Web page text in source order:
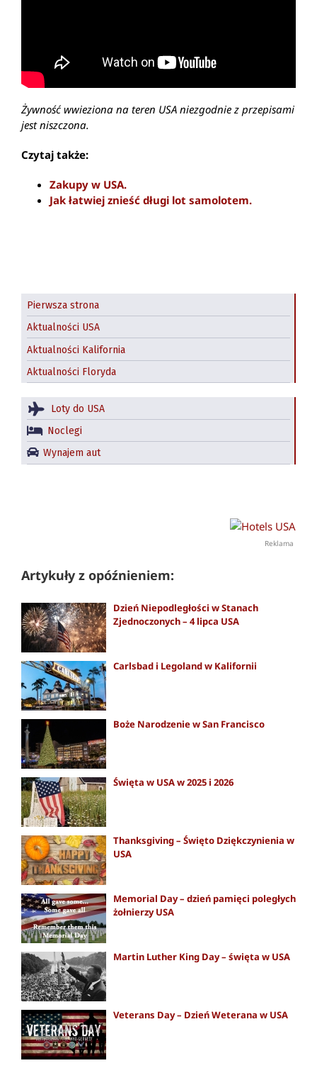
Żywność wwieziona na teren USA niezgodnie z przepisami
jest niszczona.
Czytaj także:
Zakupy w USA.
Jak łatwiej znieść długi lot samolotem.
Pierwsza strona
Aktualności USA
Aktualności Kalifornia
Aktualności Floryda
Loty do USA
Noclegi
Wynajem aut
Reklama
Artykuły z opóźnieniem:
Dzień Niepodległości w Stanach
Zjednoczonych – 4 lipca USA
Carlsbad i Legoland w Kalifornii
Boże Narodzenie w San Francisco
Święta w USA w 2025 i 2026
Thanksgiving – Święto Dziękczynienia w
USA
Memorial Day – dzień pamięci poległych
żołnierzy USA
Martin Luther King Day – święta w USA
Veterans Day – Dzień Weterana w USA